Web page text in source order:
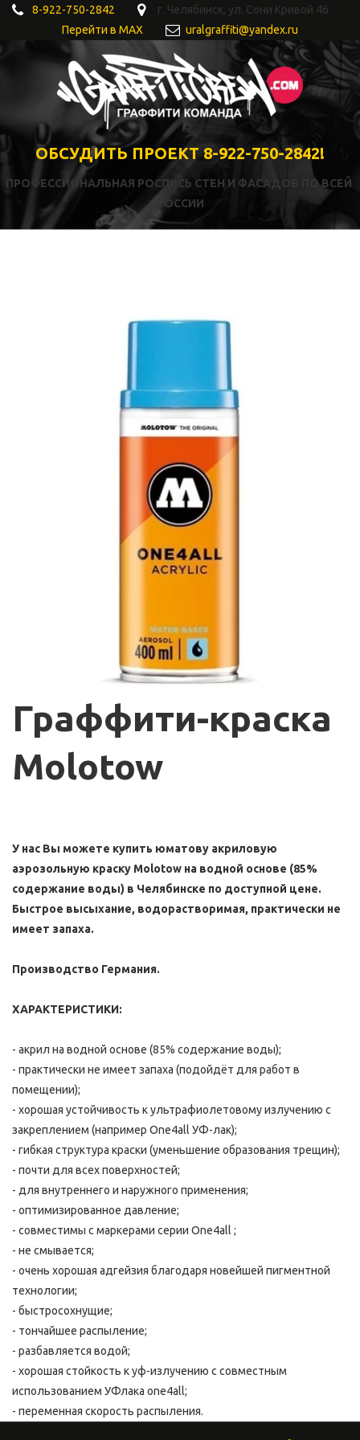
8-922-750-2842 г. Челябинск, ул. Сони Кривой 46
Перейти в MAX
uralgraffiti@yandex.ru
ОБСУДИТЬ ПРОЕКТ 8-922-750-2842!
ПРОФЕССИОНАЛЬНАЯ РОСПИСЬ СТЕН И ФАСАДОВ ПО ВСЕЙ
РОССИИ
Граффити-краска
Molotow
У нас Вы можете купить юматову акриловую
аэрозольную краску Molotow на водной основе (85%
содержание воды) в Челябинске по доступной цене.
Быстрое высыхание, водорастворимая, практически не
имеет запаха.
Производство Германия.
ХАРАКТЕРИСТИКИ:
- акрил на водной основе (85% содержание воды);
- практически не имеет запаха (подойдёт для работ в
помещении);
- хорошая устойчивость к ультрафиолетовому излучению с
закреплением (например One4all УФ-лак);
- гибкая структура краски (уменьшение образования трещин);
- почти для всех поверхностей;
- для внутреннего и наружного применения;
- оптимизированное давление;
- совместимы с маркерами серии One4all ;
- не смывается;
- очень хорошая адгейзия благодаря новейшей пигментной
технологии;
- быстросохнущие;
- тончайшее распыление;
- разбавляется водой;
- хорошая стойкость к уф-излучению с совместным
использованием УФлака one4all;
- переменная скорость распыления.